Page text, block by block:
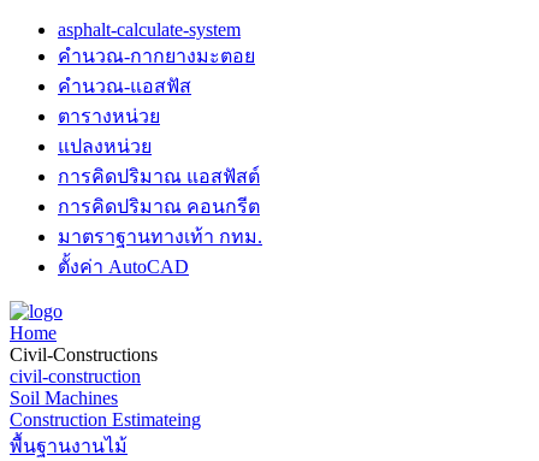
asphalt-calculate-system
คำนวณ-กากยางมะตอย
คำนวณ-แอสฟัส
ตารางหน่วย
แปลงหน่วย
การคิดปริมาณ แอสฟัสต์
การคิดปริมาณ คอนกรีต
มาตราฐานทางเท้า กทม.
ตั้งค่า AutoCAD
Home
Civil-Constructions
civil-construction
Soil Machines
Construction Estimateing
พื้นฐานงานไม้